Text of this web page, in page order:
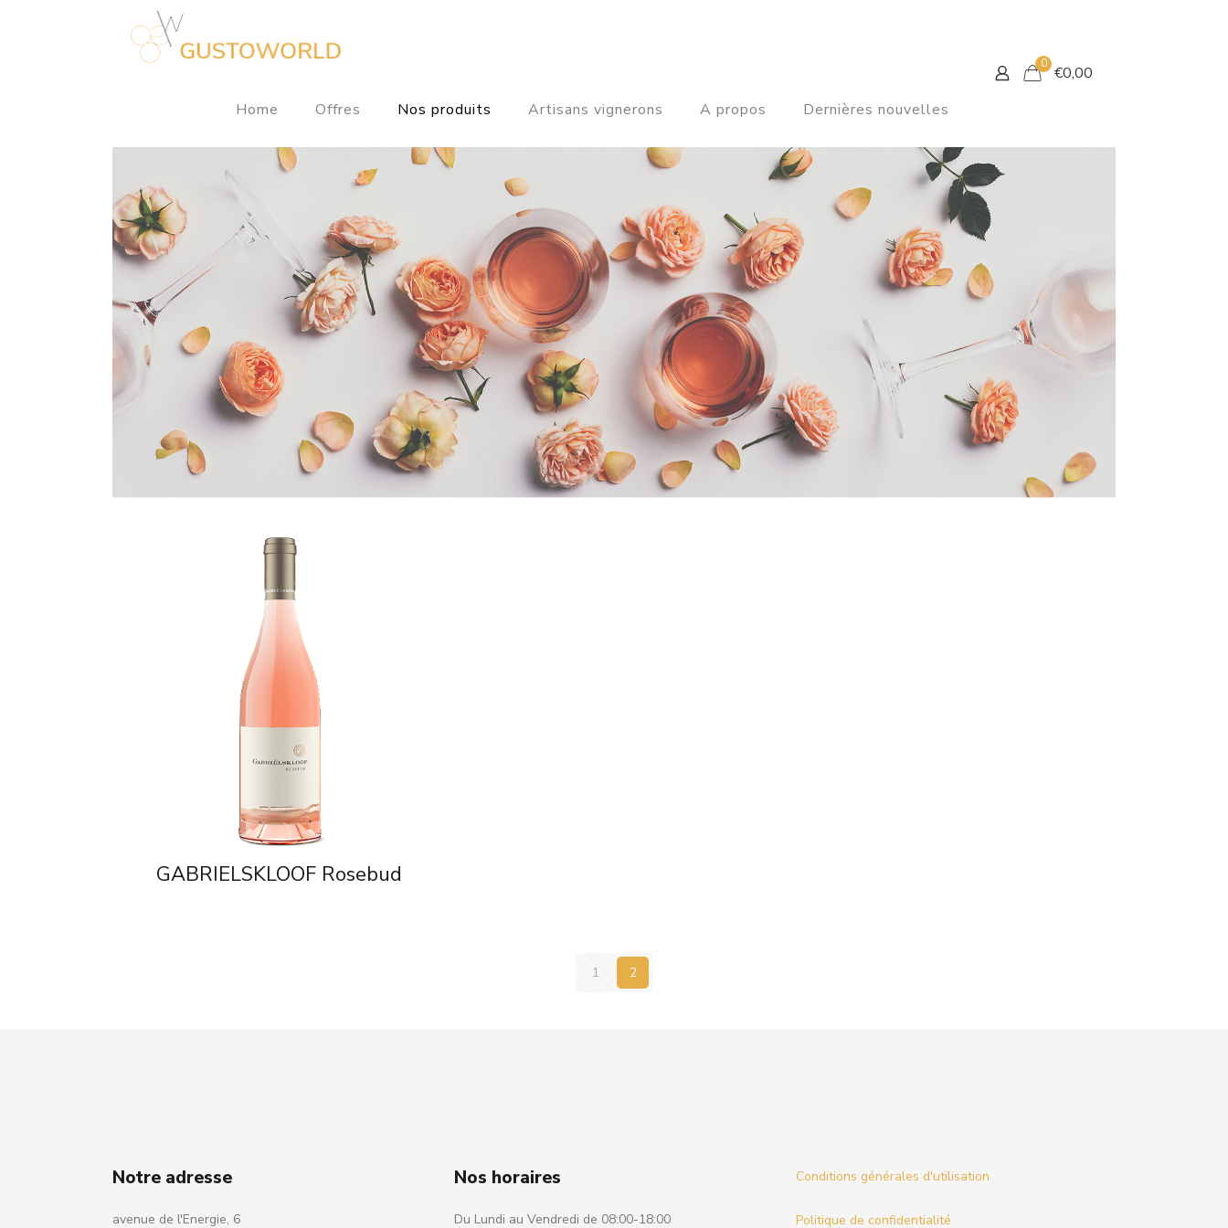
Home Offres Nos produits Artisans vignerons A propos Dernières nouvelles
0 €0,00
NOS VINS ROSES
GABRIELSKLOOF Rosebud
1 2
Notre adresse
avenue de l'Energie, 6
Nos horaires
Du Lundi au Vendredi de 08:00-18:00
Conditions générales d'utilisation
Politique de confidentialité